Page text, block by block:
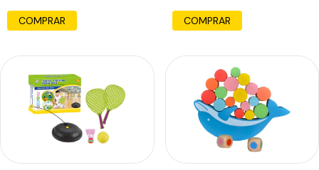
COMPRAR COMPRAR